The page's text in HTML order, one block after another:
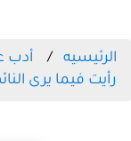
الرئيسيه أدب
رأيت فيما يرى